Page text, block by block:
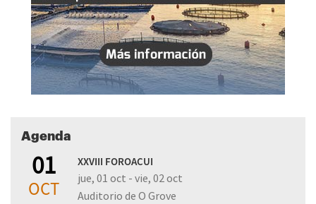
Agenda
01
OCT
XXVIII FOROACUI
jue, 01 oct - vie, 02 oct
Auditorio de O Grove